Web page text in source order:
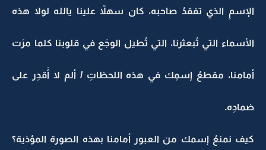
الإسمِ الذي تفقدُ صاحبه، كان سهلاً علينا يالله لولا هذه
الأسماء التي تُبعثرنا، التي تُطيل الوجَع في قلوبنا كلما مرَت
أمامنا، مقطعُ إسمِك في هذه اللحظاتِ / ألم لا أَقدِر على
ضمادِه.
كيف نمنعُ إسمك من العبور أمامنا بهذه الصورة المؤذية؟